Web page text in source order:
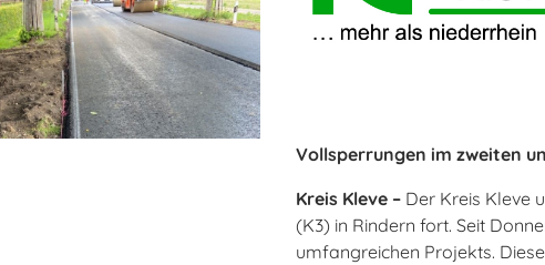
Vollsperrungen im zweiten
Kreis Kleve –Der Kreis Kleve
(K3) in Rindern fort. Seit
umfangreichen Projekts.